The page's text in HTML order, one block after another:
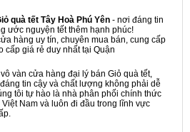
quà tết Tây Hoà Phú Yên - nơi đáng tin
ước nguyện tết thêm hạnh phúc!
hàng uy tín, chuyên mua bán, cung cấp
cấp giá rẻ duy nhất tại Quận
vàn cửa hàng đại lý bán Giỏ quà tết,
tin cậy và chất lượng không phải dễ
tôi tự hào là nhà phân phối chính thức
Nam và luôn đi đầu trong lĩnh vực